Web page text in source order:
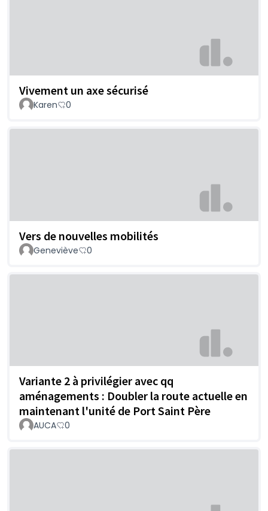
Vivement un axe sécurisé
Karen 0
Vers de nouvelles mobilités
Geneviève 0
Variante 2 à privilégier avec qq
aménagements : Doubler la route actuelle en
maintenant l'unité de Port Saint Père
AUCA 0